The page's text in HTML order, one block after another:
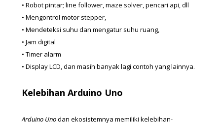
• Robot pintar; line follower, maze solver, pencari api, dll
• Mengontrol motor stepper,
• Mendeteksi suhu dan mengatur suhu ruang,
• Jam digital
• Timer alarm
• Display LCD, dan masih banyak lagi contoh yang lainnya.
Kelebihan Arduino Uno
Arduino Uno dan ekosistemnya memiliki kelebihan-